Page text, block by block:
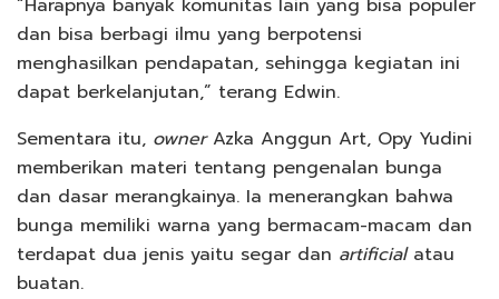
“Harapnya banyak komunitas lain yang bisa populer
dan bisa berbagi ilmu yang berpotensi
menghasilkan pendapatan, sehingga kegiatan ini
dapat berkelanjutan,” terang Edwin.
Sementara itu, ownerAzka Anggun Art, Opy Yudini
memberikan materi tentang pengenalan bunga
dan dasar merangkainya. Ia menerangkan bahwa
bunga memiliki warna yang bermacam-macam dan
terdapat dua jenis yaitu segar dan artificialatau
buatan.